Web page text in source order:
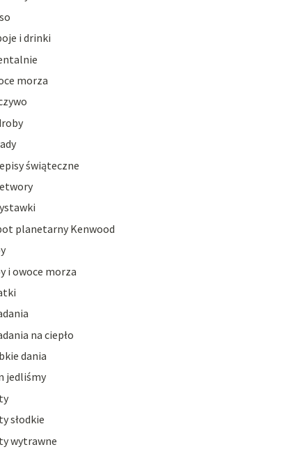
i drinki
morza
świąteczne
planetarny Kenwood
i owoce morza
na ciepło
dania
jedliśmy
słodkie
wytrawne